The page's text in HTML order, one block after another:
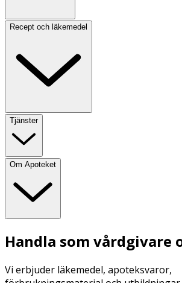
Recept och läkemedel
Tjänster
Om Apoteket
Handla som vårdgivare
Vi erbjuder läkemedel, apoteksvaror,